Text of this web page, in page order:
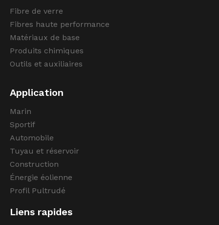
Fibre de verre
Fibres haute performance
Matériaux de base
Produits chimiques
Outils et auxiliaires
Application
Marin
Sportif
Automobile
Tuyau et réservoir
Construction
Énergie éolienne
Profil Pultrudé
Liens rapides